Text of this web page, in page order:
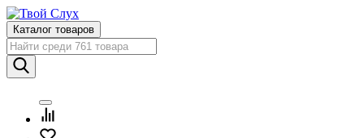
Каталог товаров